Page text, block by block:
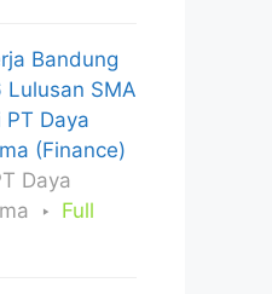
Bandung
SMA
PT Daya
(Finance)
Daya
Full